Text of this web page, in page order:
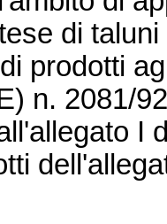
di
prodotti
n. 2081/
I